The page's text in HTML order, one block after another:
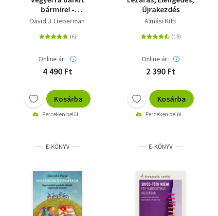
bármire! -
Pszichológiai titkok,
bármilyen helyzetet
David J. Lieberman
Online ár:
4 490 Ft
Kosárba
Perceken belül
Újrakezdés
Almási Kitti
Online ár:
2 390 Ft
Kosárba
Perceken belül
E-KÖNYV E-KÖNYV